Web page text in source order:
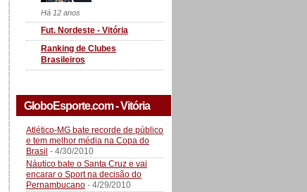
Há 12 anos
Fut. Nordeste - Vitória
Ranking de Clubes
Brasileiros
GloboEsporte.com - Vitória
Atlético-MG bate recorde de público
e tem melhor média na Copa do
Brasil - 4/30/2010
Náutico bate o Santa Cruz e vai
encarar o Sport na decisão do
Pernambucano - 4/29/2010